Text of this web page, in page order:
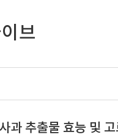
브
과 추출물 효능 및